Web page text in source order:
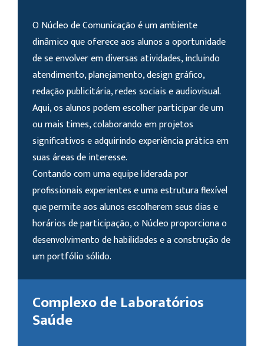
O Núcleo de Comunicação é um ambiente
dinâmico que oferece aos alunos a oportunidade
de se envolver em diversas atividades, incluindo
atendimento, planejamento, design gráfico,
redação publicitária, redes sociais e audiovisual.
Aqui, os alunos podem escolher participar de um
ou mais times, colaborando em projetos
significativos e adquirindo experiência prática em
suas áreas de interesse.
Contando com uma equipe liderada por
profissionais experientes e uma estrutura flexível
que permite aos alunos escolherem seus dias e
horários de participação, o Núcleo proporciona o
desenvolvimento de habilidades e a construção de
um portfólio sólido.
Complexo de Laboratórios
Saúde